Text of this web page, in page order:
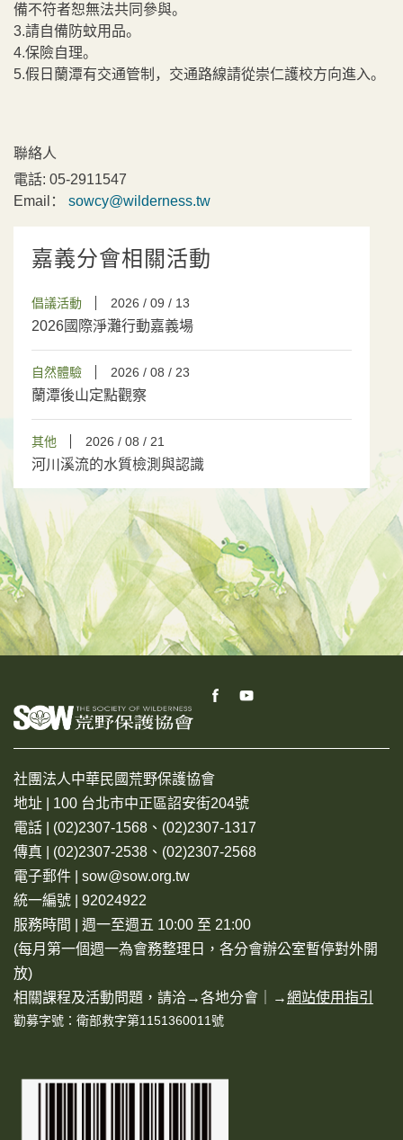
備不符者恕無法共同參與。
3.請自備防蚊用品。
4.保險自理。
5.假日蘭潭有交通管制，交通路線請從崇仁護校方向進入。
聯絡人
電話: 05-2911547
Email： sowcy@wilderness.tw
嘉義分會相關活動
倡議活動 2026 / 09 / 13
2026國際淨灘行動嘉義場
自然體驗 2026 / 08 / 23
蘭潭後山定點觀察
其他 2026 / 08 / 21
河川溪流的水質檢測與認識
社團法人中華民國荒野保護協會
地址 | 100 台北市中正區詔安街204號
電話 | (02)2307-1568、(02)2307-1317
傳真 | (02)2307-2538、(02)2307-2568
電子郵件 | sow@sow.org.tw
統一編號 | 92024922
服務時間 | 週一至週五 10:00 至 21:00
(每月第一個週一為會務整理日，各分會辦公室暫停對外開
放)
相關課程及活動問題，請洽→各地分會 ｜→網站使用指引
勸募字號：衛部救字第1151360011號